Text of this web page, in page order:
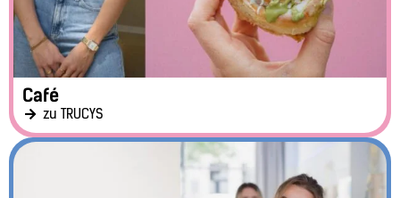
Café
zu TRUCYS